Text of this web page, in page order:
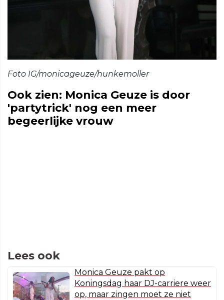
Foto IG/monicageuze/hunkemoller
Ook zien: Monica Geuze is door
'partytrick' nog een meer
begeerlijke vrouw
Lees ook
Monica Geuze pakt op
Koningsdag haar DJ-carriere weer
op, maar zingen moet ze niet